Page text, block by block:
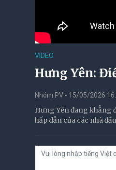
VIDEO
Hưng Yên:
Nhóm PV - 15/05/2026
Hưng Yên đang khẳng
hấp dẫn của các nhà